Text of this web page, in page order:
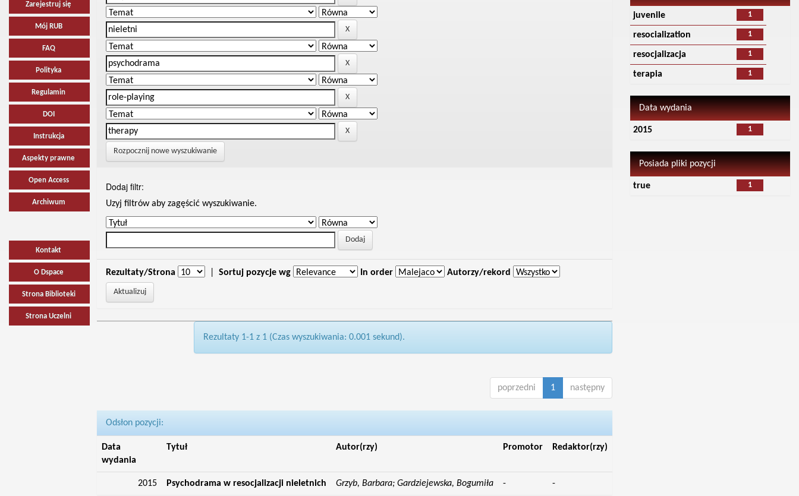
Zarejestruj się
Mój RUB
FAQ
Polityka
Regulamin
DOI
Instrukcja
Aspekty prawne
Open Access
Archiwum
Kontakt
O Dspace
Strona Biblioteki
Strona Uczelni
Rozpocznij nowe wyszukiwanie
Dodaj filtr:
Uzyj filtrów aby zagęścić wyszukiwanie.
Rezultaty/Strona Sortuj pozycje wg In order Autorzy/rekord
Rezultaty 1-1 z 1 (Czas wyszukiwania: 0.001 sekund).
poprzedni 1 następny
Odsłon pozycji:
Data
wydania
Tytuł Autor(rzy) Promotor Redaktor(rzy)
2015 Psychodrama w resocjalizacji nieletnich Grzyb, Barbara; Gardziejewska, Bogumiła - -
1
juvenile
1
resocialization
1
resocjalizacja
1
terapia
Data wydania
1
2015
Posiada pliki pozycji
1
true